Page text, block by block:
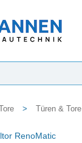
> Türen & Tore
RenoMatic